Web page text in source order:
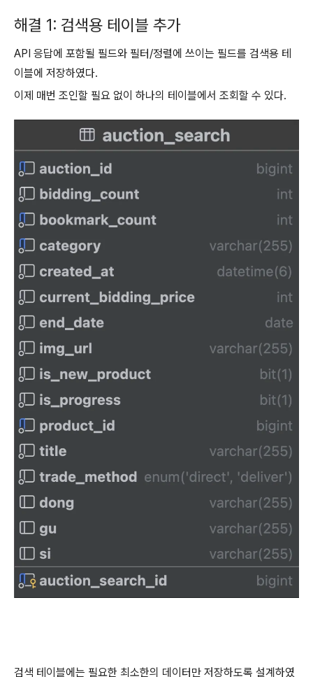
해결 1: 검색용 테이블 추가
API 응답에 포함될 필드와 필터/정렬에 쓰이는 필드를 검색용 테
이블에 저장하였다.
이제 매번 조인할 필요 없이 하나의 테이블에서 조회할 수 있다.
검색 테이블에는 필요한 최소한의 데이터만 저장하도록 설계하였